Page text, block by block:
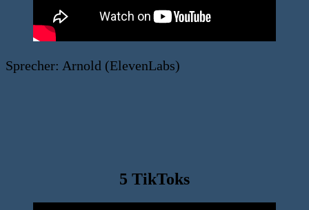
Sprecher: Arnold (ElevenLabs)
5 TikToks